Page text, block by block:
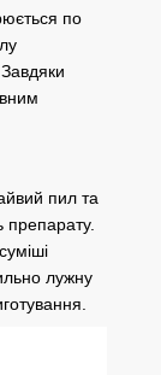
по
пил та
препарату.
лужну